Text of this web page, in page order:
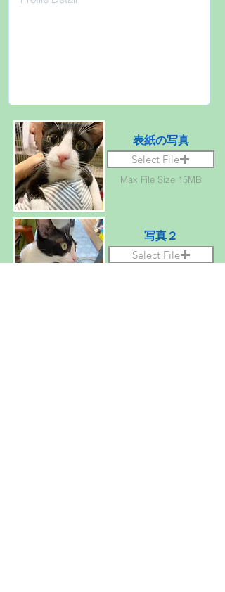
表紙の写真
Select File
Max File Size 15MB
写真２
Select File